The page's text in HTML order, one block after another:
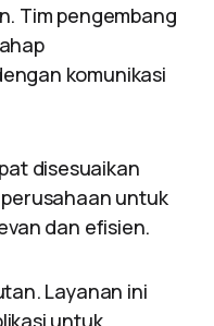
Tim pengembang
komunikasi
disesuaikan
untuk
dan efisien.
Layanan ini
untuk